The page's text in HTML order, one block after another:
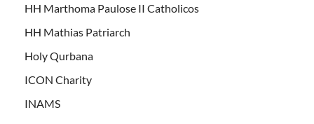
HH Marthoma Paulose II Catholicos
HH Mathias Patriarch
Holy Qurbana
ICON Charity
INAMS